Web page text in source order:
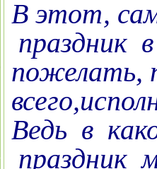
В этот,
праздник
пожелать,
Ведь в
праздник